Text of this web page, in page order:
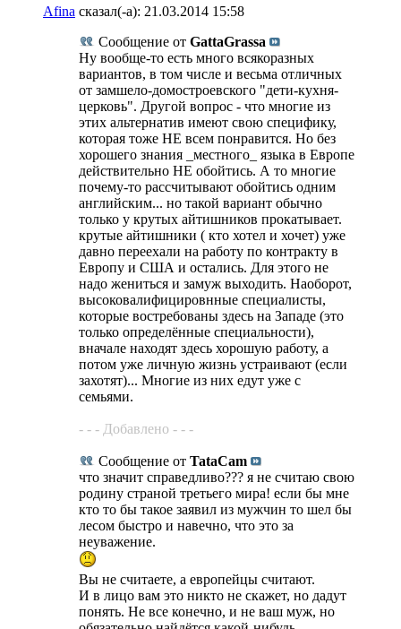
Afina сказал(-а): 21.03.2014 15:58
Сообщение от GattaGrassa
Ну вообще-то есть много всякоразных
вариантов, в том числе и весьма отличных
от замшело-домостроевского "дети-кухня-
церковь". Другой вопрос - что многие из
этих альтернатив имеют свою специфику,
которая тоже НЕ всем понравится. Но без
хорошего знания _местного_ языка в Европе
действительно НЕ обойтись. А то многие
почему-то рассчитывают обойтись одним
английским... но такой вариант обычно
только у крутых айтишников прокатывает.
крутые айтишники ( кто хотел и хочет) уже
давно переехали на работу по контракту в
Европу и США и остались. Для этого не
надо жениться и замуж выходить. Наоборот,
высоковалифицировнные специалисты,
которые востребованы здесь на Западе (это
только определённые специальности),
вначале находят здесь хорошую работу, а
потом уже личную жизнь устраивают (если
захотят)... Многие из них едут уже с
семьями.
- - - Добавлено - - -
Сообщение от TataCam
что значит справедливо??? я не считаю свою
родину страной третьего мира! если бы мне
кто то бы такое заявил из мужчин то шел бы
лесом быстро и навечно, что это за
неуважение.
Вы не считаете, а европейцы считают.
И в лицо вам это никто не скажет, но дадут
понять. Не все конечно, и не ваш муж, но